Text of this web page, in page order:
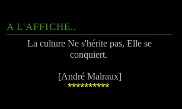
A L'AFFICHE..
La culture Ne s'hérite pas, Elle se
conquiert.
[André Malraux]
**********